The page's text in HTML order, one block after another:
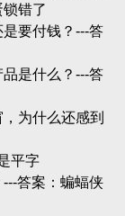
错了
要付钱？---答
是什么？---答
为什么还感到
平字
答案：蝙蝠侠